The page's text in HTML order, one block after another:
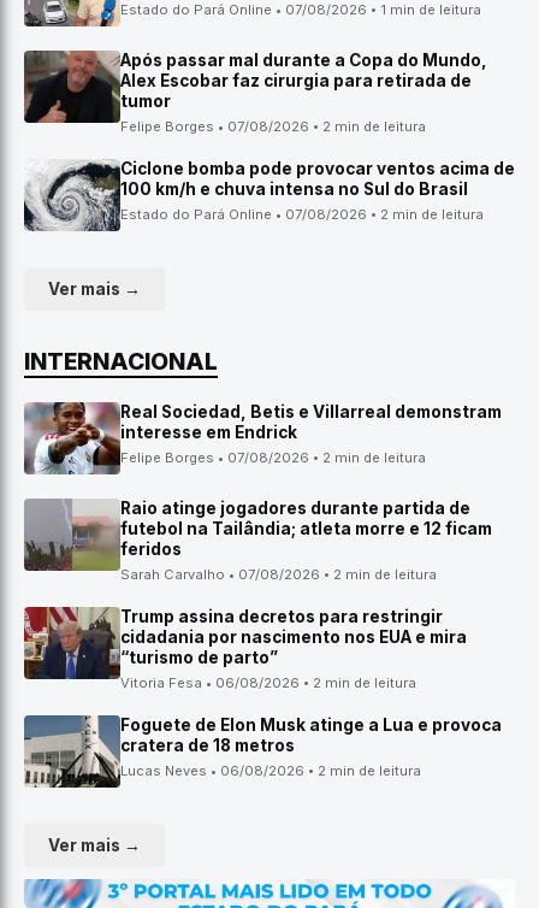
Estado do Pará Online • 07/08/2026 • 1 min de leitura
Após passar mal durante a Copa do Mundo,
Alex Escobar faz cirurgia para retirada de
tumor
Felipe Borges • 07/08/2026 • 2 min de leitura
Ciclone bomba pode provocar ventos acima de
100 km/h e chuva intensa no Sul do Brasil
Estado do Pará Online • 07/08/2026 • 2 min de leitura
Ver mais →
INTERNACIONAL
Real Sociedad, Betis e Villarreal demonstram
interesse em Endrick
Felipe Borges • 07/08/2026 • 2 min de leitura
Raio atinge jogadores durante partida de
futebol na Tailândia; atleta morre e 12 ficam
feridos
Sarah Carvalho • 07/08/2026 • 2 min de leitura
Trump assina decretos para restringir
cidadania por nascimento nos EUA e mira
“turismo de parto”
Vitoria Fesa • 06/08/2026 • 2 min de leitura
Foguete de Elon Musk atinge a Lua e provoca
cratera de 18 metros
Lucas Neves • 06/08/2026 • 2 min de leitura
Ver mais →